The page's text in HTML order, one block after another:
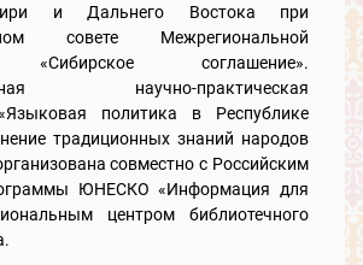
и Дальнего Востока при
совете Межрегиональной
«Сибирское соглашение».
научно-практическая
политика в Республике
традиционных знаний народов
совместно с Российским
ЮНЕСКО «Информация для
центром библиотечного